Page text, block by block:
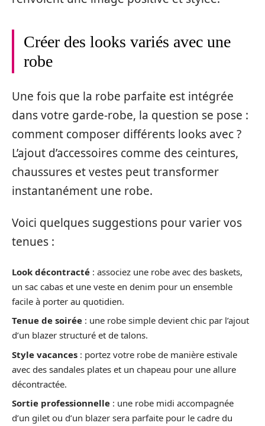
Créer des looks variés avec une
robe
Une fois que la robe parfaite est intégrée
dans votre garde-robe, la question se pose :
comment composer différents looks avec ?
L’ajout d’accessoires comme des ceintures,
chaussures et vestes peut transformer
instantanément une robe.
Voici quelques suggestions pour varier vos
tenues :
Look décontracté : associez une robe avec des baskets,
un sac cabas et une veste en denim pour un ensemble
facile à porter au quotidien.
Tenue de soirée : une robe simple devient chic par l’ajout
d’un blazer structuré et de talons.
Style vacances : portez votre robe de manière estivale
avec des sandales plates et un chapeau pour une allure
décontractée.
Sortie professionnelle : une robe midi accompagnée
d’un gilet ou d’un blazer sera parfaite pour le cadre du